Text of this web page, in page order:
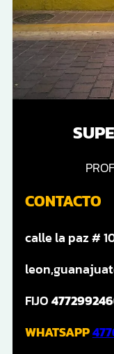
CONTACTO
calle la paz #
FIJO
WHATSAPP